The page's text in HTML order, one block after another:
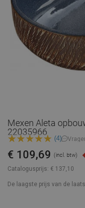
Mexen Aleta
22035966
(4)
Catalogusprijs: € 137,10
€ 109,69 (incl. btw)
De laagste prijs van de